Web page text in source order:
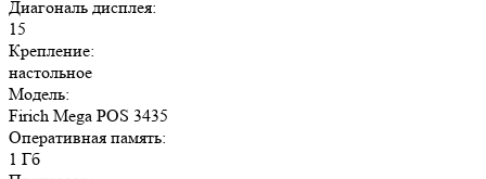
Диагональ дисплея:
15
Крепление:
настольное
Модель:
Firich Mega POS 3435
Оперативная память:
1 Гб